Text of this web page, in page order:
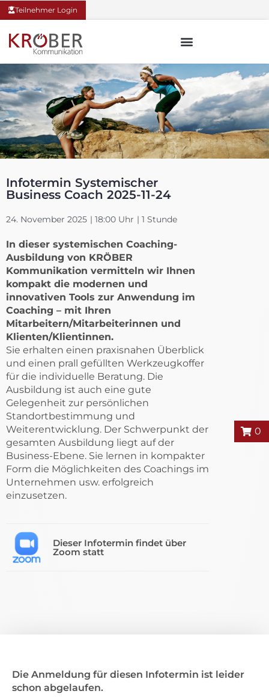
Teilnehmer Login
0
Infotermin Systemischer
Business Coach 2025-11-24
24. November 2025 | 18:00 Uhr | 1 Stunde
In dieser systemischen Coaching-
Ausbildung von KRÖBER
Kommunikation vermitteln wir Ihnen
kompakt die modernen und
innovativen Tools zur Anwendung im
Coaching – mit Ihren
Mitarbeitern/Mitarbeiterinnen und
Klienten/Klientinnen.
Sie erhalten einen praxisnahen Überblick
und einen prall gefüllten Werkzeugkoffer
für die individuelle Beratung. Die
Ausbildung ist auch eine gute
Gelegenheit zur persönlichen
Standortbestimmung und
Weiterentwicklung. Der Schwerpunkt der
gesamten Ausbildung liegt auf der
Business-Ebene. Sie lernen in kompakter
Form die Möglichkeiten des Coachings im
Unternehmen usw. erfolgreich
einzusetzen.
Dieser Infotermin findet über
Zoom statt
Die Anmeldung für diesen Infotermin ist leider
schon abgelaufen.